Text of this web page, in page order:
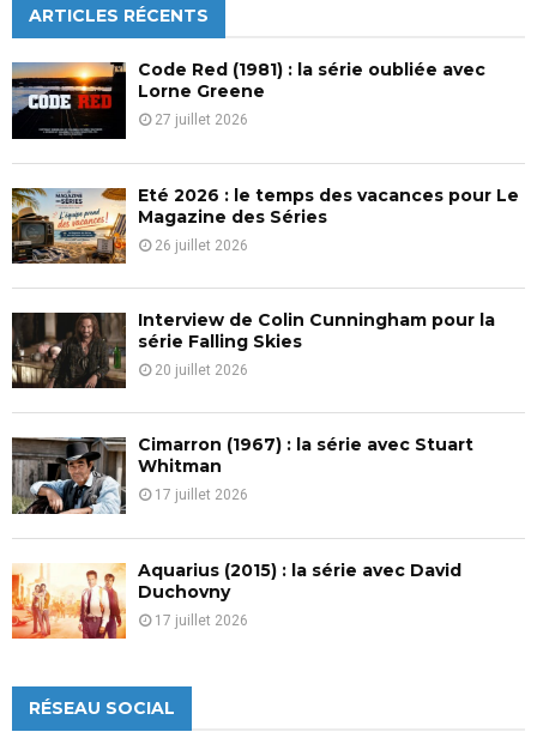
h
f
o
r
:
C
ARTICLES RÉCENTS
Code Red (1981) : la série oubliée avec
Lorne Greene
27 juillet 2026
Eté 2026 : le temps des vacances pour Le
Magazine des Séries
26 juillet 2026
Interview de Colin Cunningham pour la
série Falling Skies
20 juillet 2026
Cimarron (1967) : la série avec Stuart
Whitman
17 juillet 2026
Aquarius (2015) : la série avec David
Duchovny
17 juillet 2026
RÉSEAU SOCIAL